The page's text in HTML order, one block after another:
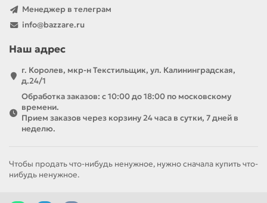
Менеджер в телеграм
info@bazzare.ru
Наш адрес
г. Королев, мкр-н Текстильщик, ул. Калининградская,
д.24/1
Обработка заказов: с 10:00 до 18:00 по московскому
времени.
Прием заказов через корзину 24 часа в сутки, 7 дней в
неделю.
Чтобы продать что-нибудь ненужное, нужно сначала купить что-
нибудь ненужное.